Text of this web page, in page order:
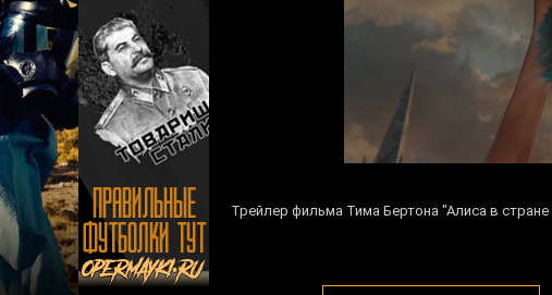
Трейлер фильма Тима Бертона "Алиса в стране